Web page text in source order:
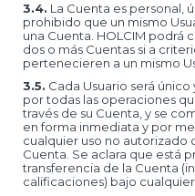
3.4. La Cuenta es personal,
prohibido que un mismo
una Cuenta. HOLCIM podrá
dos o más Cuentas si a
pertenecieren a un mismo
3.5. Cada Usuario será
por todas las operaciones
través de su Cuenta, y se
en forma inmediata y por
cualquier uso no autorizado
Cuenta. Se aclara que está
transferencia de la Cuenta
calificaciones) bajo cualquier